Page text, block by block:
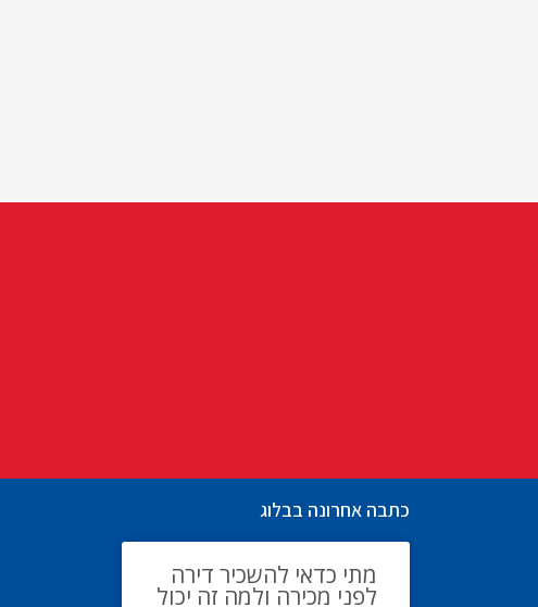
כתבה אחרונה בבלוג
מתי כדאי להשכיר דירה
לפני מכירה ולמה זה יכול